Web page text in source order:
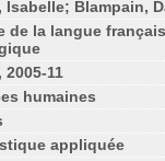
Isabelle; Blampain,
de la langue
2005-11
humaines
appliquée